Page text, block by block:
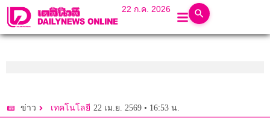
22 ก.ค. 2026
ข่าว เทคโนโลยี 22 เม.ย. 2569 • 16:53 น.